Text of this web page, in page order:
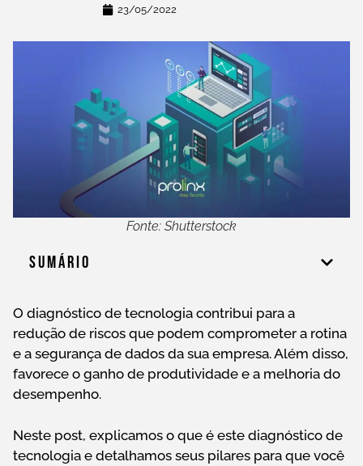
23/05/2022
Fonte: Shutterstock
Sumário
O diagnóstico de tecnologia contribui para a
redução de riscos que podem comprometer a rotina
e a segurança de dados da sua empresa. Além disso,
favorece o ganho de produtividade e a melhoria do
desempenho.
Neste post, explicamos o que é este diagnóstico de
tecnologia e detalhamos seus pilares para que você